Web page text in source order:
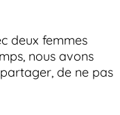
deux femmes
nous avons
de ne pas